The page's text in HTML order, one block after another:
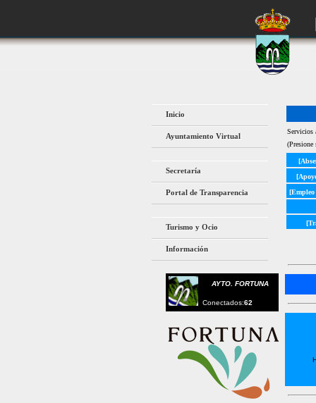
Inicio
Ayuntamiento Virtual
Secretaría
Portal de Transparencia
Turismo y Ocio
Información
AYTO. FORTUNA
Conectados:62
Servicios
(Presione